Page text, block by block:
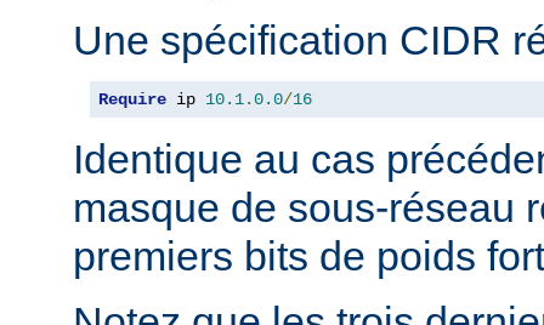
Une spécification CIDR
Require ip 10.1.0.0/16
Identique au cas
masque de sous-réseau
premiers bits de poids